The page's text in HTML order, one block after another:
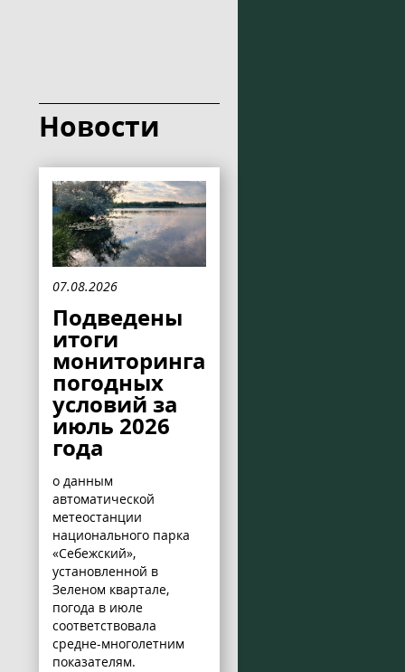
Новости
07.08.2026
Подведены
итоги
мониторинга
погодных
условий за
июль 2026
года
о данным
автоматической
метеостанции
национального парка
«Себежский»,
установленной в
Зеленом квартале,
погода в июле
соответствовала
средне-многолетним
показателям.